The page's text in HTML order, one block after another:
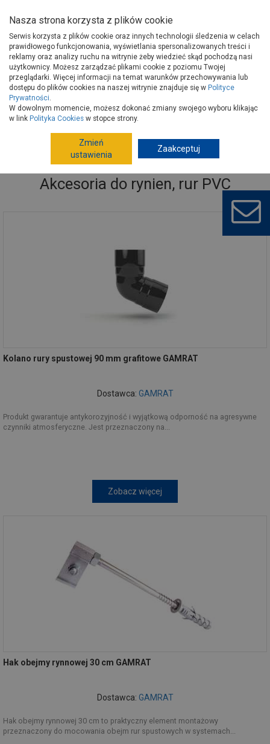
Strona główna Budowa i remont Rynny
Rynny PVC
Akcesoria do rynien, rur PVC
Akcesoria do rynien, rur PVC
Kolano rury spustowej 90 mm grafitowe GAMRAT
Dostawca: GAMRAT
Produkt gwarantuje antykorozyjność i wyjątkową odporność na agresywne
czynniki atmosferyczne. Jest przeznaczony na...
Zobacz więcej
Hak obejmy rynnowej 30 cm GAMRAT
Dostawca: GAMRAT
Hak obejmy rynnowej 30 cm to praktyczny element montażowy
przeznaczony do mocowania obejm rur spustowych w systemach...
Nasza strona korzysta z plików cookie
Serwis korzysta z plików cookie oraz innych technologii śledzenia w celach
prawidłowego funkcjonowania, wyświetlania spersonalizowanych treści i
reklamy oraz analizy ruchu na witrynie żeby wiedzieć skąd pochodzą nasi
użytkownicy. Możesz zarządzać plikami cookie z poziomu Twojej
przeglądarki. Więcej informacji na temat warunków przechowywania lub
dostępu do plików cookies na naszej witrynie znajduje się w Polityce
Prywatności.
W dowolnym momencie, możesz dokonać zmiany swojego wyboru klikając
w link Polityka Cookies w stopce strony.
Zmień
ustawienia
Zaakceptuj